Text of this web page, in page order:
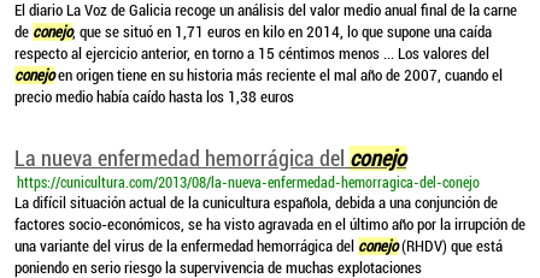
El diario La Voz de Galicia recoge un análisis del valor medio anual final de la carne
de conejo, que se situó en 1,71 euros en kilo en 2014, lo que supone una caída
respecto al ejercicio anterior, en torno a 15 céntimos menos ... Los valores del
conejoen origen tiene en su historia más reciente el mal año de 2007, cuando el
precio medio había caído hasta los 1,38 euros
La nueva enfermedad hemorrágica del conejo
https://cunicultura.com/2013/08/la-nueva-enfermedad-hemorragica-del-conejo
La difícil situación actual de la cunicultura española, debida a una conjunción de
factores socio-económicos, se ha visto agravada en el último año por la irrupción de
una variante del virus de la enfermedad hemorrágica del conejo(RHDV) que está
poniendo en serio riesgo la supervivencia de muchas explotaciones